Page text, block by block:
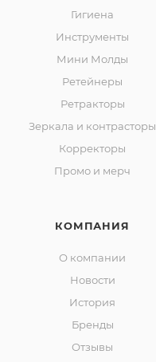
Гигиена
Инструменты
Мини Молды
Ретейнеры
Ретракторы
Зеркала и контраcторы
Корректоры
Промо и мерч
КОМПАНИЯ
О компании
Новости
История
Бренды
Отзывы